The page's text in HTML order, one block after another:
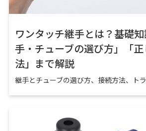
ワンタッチ継手とは？基礎
手・チューブの選び方」「
法」まで解説
継手とチューブの選び方、接続方法、ト